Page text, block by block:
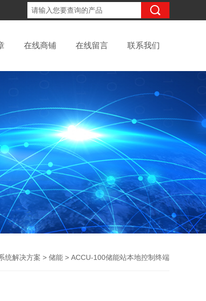
在线商铺 在线留言 联系我们
统解决方案 > 储能 > ACCU-100储能站本地控制终端